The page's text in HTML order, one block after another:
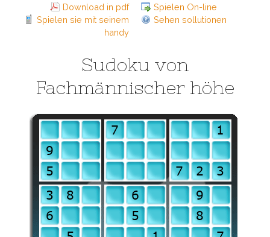
Download in pdf
Spielen On-line
Spielen sie mit seinem
handy
Sehen sollutionen
Sudoku von
Fachmännischer höhe